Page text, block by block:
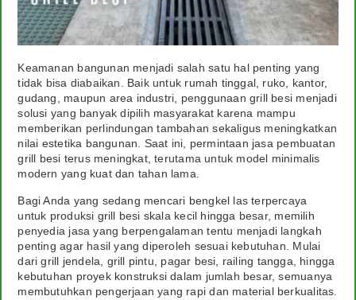
Kontak
Keamanan bangunan menjadi salah satu hal penting yang
tidak bisa diabaikan. Baik untuk rumah tinggal, ruko, kantor,
gudang, maupun area industri, penggunaan grill besi menjadi
solusi yang banyak dipilih masyarakat karena mampu
memberikan perlindungan tambahan sekaligus meningkatkan
nilai estetika bangunan. Saat ini, permintaan jasa pembuatan
grill besi terus meningkat, terutama untuk model minimalis
modern yang kuat dan tahan lama.
Bagi Anda yang sedang mencari bengkel las terpercaya
untuk produksi grill besi skala kecil hingga besar, memilih
penyedia jasa yang berpengalaman tentu menjadi langkah
penting agar hasil yang diperoleh sesuai kebutuhan. Mulai
dari grill jendela, grill pintu, pagar besi, railing tangga, hingga
kebutuhan proyek konstruksi dalam jumlah besar, semuanya
membutuhkan pengerjaan yang rapi dan material berkualitas.